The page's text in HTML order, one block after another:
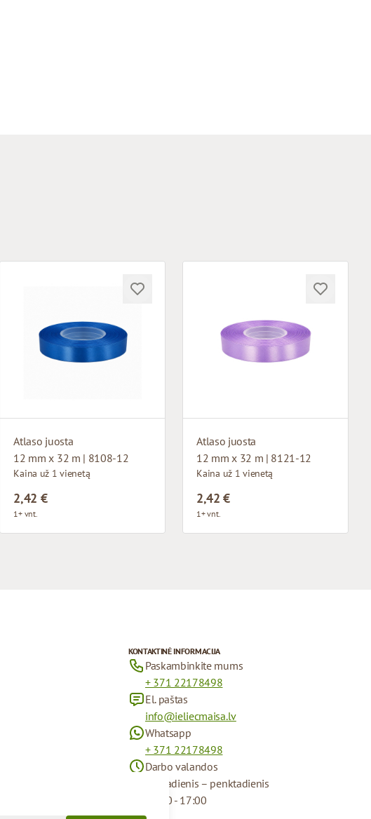
Atlaso juosta
12 mm x 32 m | 8108-12
Kaina už 1 vienetą
2,42 €
1+ vnt.
Atlaso juosta
12 mm x 32 m | 8121-12
Kaina už 1 vienetą
2,42 €
1+ vnt.
KONTAKTINĖ INFORMACIJA
Paskambinkite mums
+ 371 22178498
El. paštas
info@ieliecmaisa.lv
Whatsapp
+ 371 22178498
Darbo valandos
Pirmadienis – penktadienis
09:00 - 17:00